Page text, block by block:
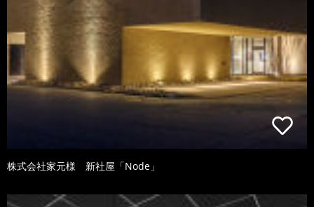
株式会社家元様 新社屋「Node」